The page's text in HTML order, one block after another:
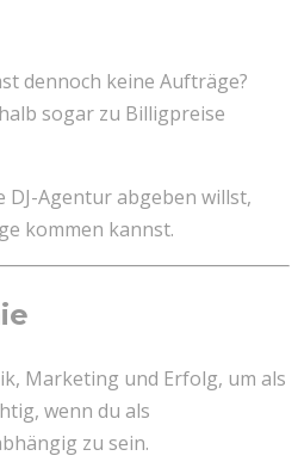
dennoch keine Aufträge?
sogar zu Billigpreise
Agentur abgeben willst,
kommen kannst.
Marketing und Erfolg, um als
wenn du als
zu sein.